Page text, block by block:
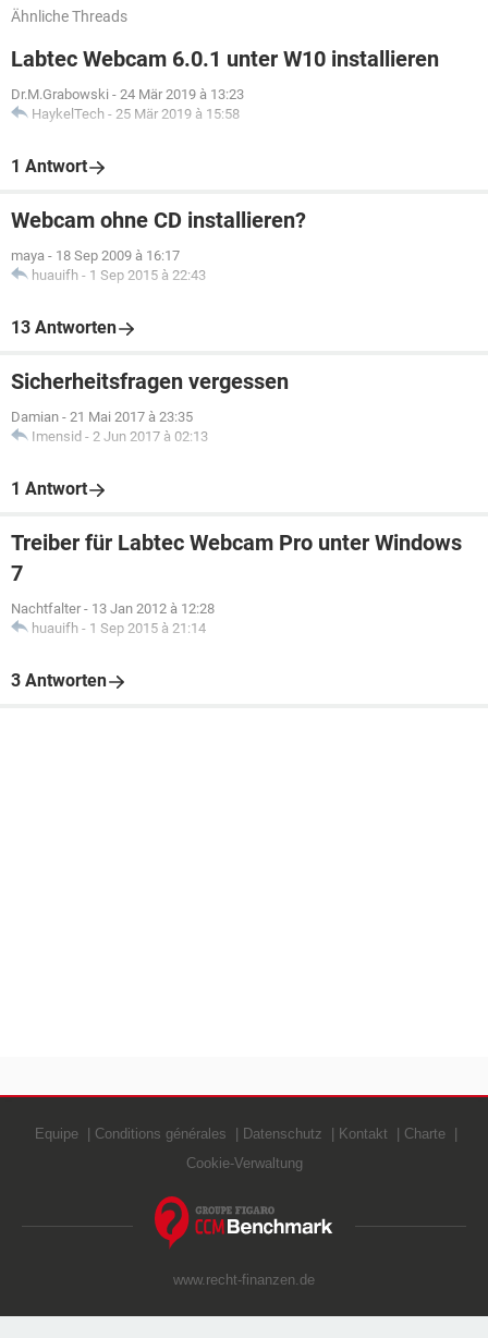
Ähnliche Threads
Labtec Webcam 6.0.1 unter W10 installieren
Dr.M.Grabowski - 24 Mär 2019 à 13:23
HaykelTech - 25 Mär 2019 à 15:58
1 Antwort
Webcam ohne CD installieren?
maya - 18 Sep 2009 à 16:17
huauifh - 1 Sep 2015 à 22:43
13 Antworten
Sicherheitsfragen vergessen
Damian - 21 Mai 2017 à 23:35
Imensid - 2 Jun 2017 à 02:13
1 Antwort
Treiber für Labtec Webcam Pro unter Windows
7
Nachtfalter - 13 Jan 2012 à 12:28
huauifh - 1 Sep 2015 à 21:14
3 Antworten
Equipe Conditions générales Datenschutz Kontakt
Charte
Cookie-Verwaltung
www.recht-finanzen.de